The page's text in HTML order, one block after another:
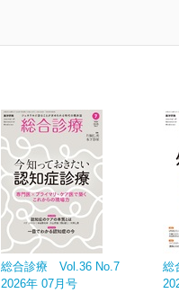
総合診療 Vol.36 No.7
2026年 07月号
総